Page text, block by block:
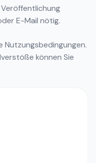
E-Mail nötig.
Nutzungsbedingungen.
können Sie